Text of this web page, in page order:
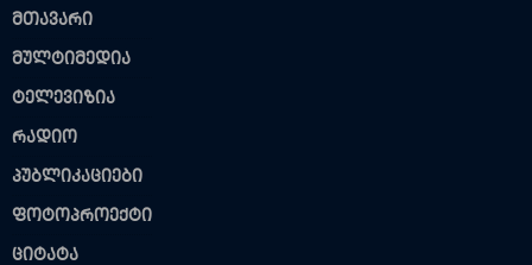
მთავარი
მულტიმედია
ტელევიზია
რადიო
პუბლიკაციები
ფოტოპროექტი
ციტატა